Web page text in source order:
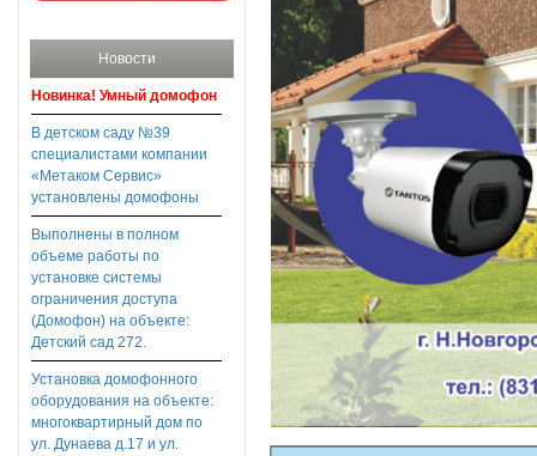
Новости
Новинка! Умный домофон
В детском саду №39
специалистами компании
«Метаком Сервис»
установлены домофоны
Выполнены в полном
объеме работы по
установке системы
ограничения доступа
(Домофон) на объекте:
Детский сад 272.
Установка домофонного
оборудования на объекте:
многоквартирный дом по
ул. Дунаева д.17 и ул.